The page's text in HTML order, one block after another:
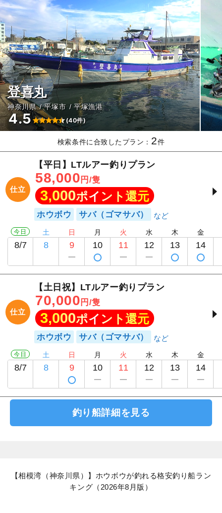
登喜丸
神奈川県 平塚市 平塚漁港
4.5 (40件)
検索条件に合致したプラン： 2件
仕立
【平日】LTルアー釣りプラン
58,000 円/隻
3,000ポイント還元
ホウボウ サバ（ゴマサバ）
今日
8/7
土
8
日
9
月
10
火
11
水
12
木
13
金
14
仕立
【土日祝】LTルアー釣りプラン
70,000 円/隻
3,000ポイント還元
ホウボウ サバ（ゴマサバ）
今日
8/7
土
8
日
9
月
10
火
11
水
12
木
13
金
14
釣り船詳細を見る
【相模湾（神奈川県）】ホウボウが釣れる格安釣り船ラン
キング（2026年8月版）